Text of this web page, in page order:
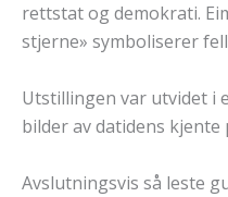
rettstat og demokrati.
stjerne» symboliserer
Utstillingen var utvidet i
bilder av datidens
Avslutningsvis så leste